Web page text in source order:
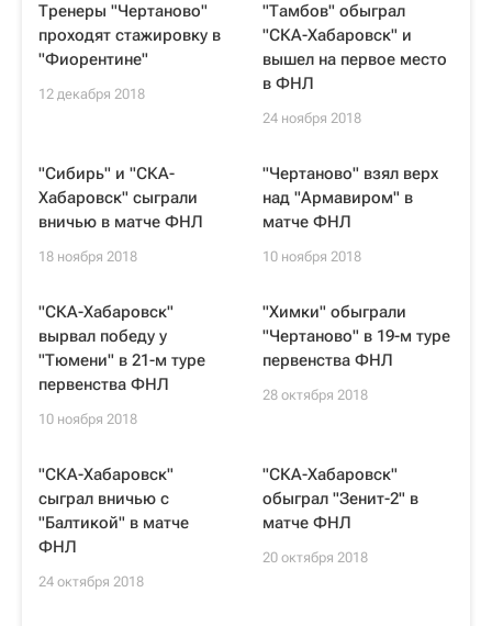
Тренеры "Чертаново"
проходят стажировку в
"Фиорентине"
12 декабря 2018
"Тамбов" обыграл
"СКА-Хабаровск" и
вышел на первое место
в ФНЛ
24 ноября 2018
"Сибирь" и "СКА-
Хабаровск" сыграли
вничью в матче ФНЛ
18 ноября 2018
"Чертаново" взял верх
над "Армавиром" в
матче ФНЛ
10 ноября 2018
"СКА-Хабаровск"
вырвал победу у
"Тюмени" в 21-м туре
первенства ФНЛ
10 ноября 2018
"Химки" обыграли
"Чертаново" в 19-м туре
первенства ФНЛ
28 октября 2018
"СКА-Хабаровск"
сыграл вничью с
"Балтикой" в матче
ФНЛ
24 октября 2018
"СКА-Хабаровск"
обыграл "Зенит-2" в
матче ФНЛ
20 октября 2018